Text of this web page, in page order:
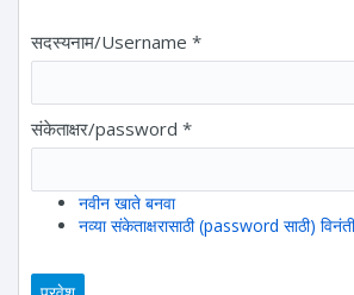
सदस्यनाम/Username *
संकेताक्षर/password *
नवीन खाते बनवा
नव्या संकेताक्षरासाठी (password साठी)